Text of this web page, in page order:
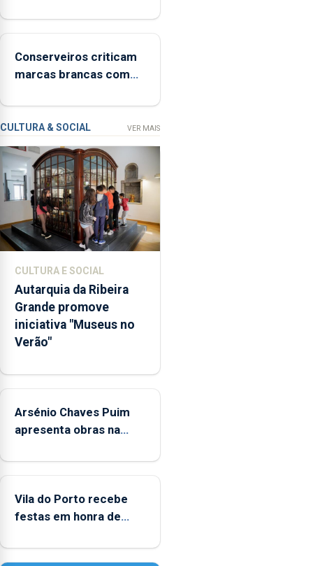
de
Ser”
a
prevenção
primária
da
violência
doméstica,
através
da
promoção
competências
pessoais,
emocionais
e
sociais
das
Conserveiros criticam
marcas brancas com
CULTURA & SOCIAL VER MAIS
CULTURA E SOCIAL
Autarquia da Ribeira
Grande promove
iniciativa "Museus no
Verão"
Arsénio Chaves Puim
apresenta obras na
Porto
Vila do Porto recebe
festas em honra de
Assunção